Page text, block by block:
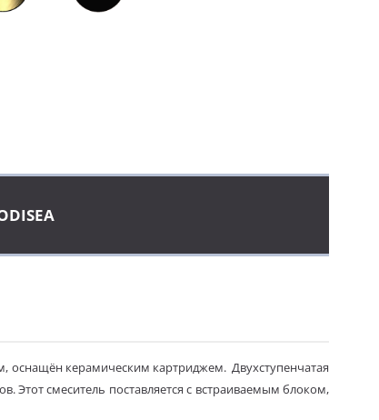
оснащён керамическим картриджем. Двухступенчатая
Этот смеситель поставляется с встраиваемым блоком,